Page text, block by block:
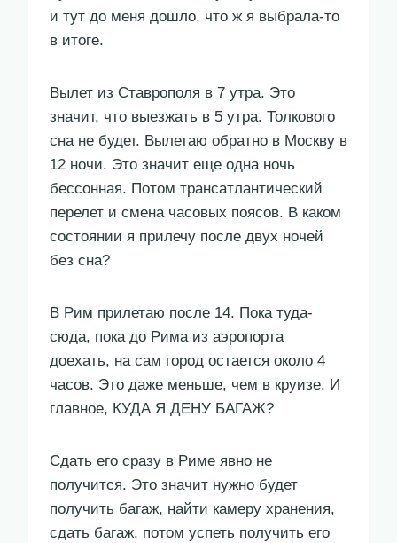
и тут до меня дошло, что ж я выбрала-то
в итоге.
Вылет из Ставрополя в 7 утра. Это
значит, что выезжать в 5 утра. Толкового
сна не будет. Вылетаю обратно в Москву в
12 ночи. Это значит еще одна ночь
бессонная. Потом трансатлантический
перелет и смена часовых поясов. В каком
состоянии я прилечу после двух ночей
без сна?
В Рим прилетаю после 14. Пока туда-
сюда, пока до Рима из аэропорта
доехать, на сам город остается около 4
часов. Это даже меньше, чем в круизе. И
главное, КУДА Я ДЕНУ БАГАЖ?
Сдать его сразу в Риме явно не
получится. Это значит нужно будет
получить багаж, найти камеру хранения,
сдать багаж, потом успеть получить его